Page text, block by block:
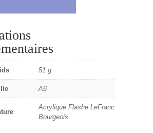
51 g
A6
Acrylique Flashe LeFranc
Bourgeois